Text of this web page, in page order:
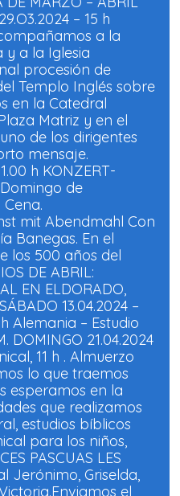
– 15 h
a la
y a la Iglesia
procesión de
Templo Inglés sobre
en la Catedral
Matriz y en el
de los dirigentes
mensaje.
h KONZERT-
Domingo de
mit Abendmahl Con
Banegas. En el
los 500 años del
DE ABRIL:
EN ELDORADO,
13.04.2024 –
Alemania – Estudio
21.04.2024
11 h . Almuerzo
lo que traemos
esperamos en la
que realizamos
estudios bíblicos
para los niños,
PASCUAS LES
Jerónimo, Griselda,
el